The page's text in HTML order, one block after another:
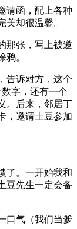
请函，配上各种
却很温馨。
那张，写上被邀
鸦。
告诉对方，这个
字，还有一个
。后来，邻居丁
，邀请土豆参加
了。一开始我和
豆先生一定会备
口气（我们当爹